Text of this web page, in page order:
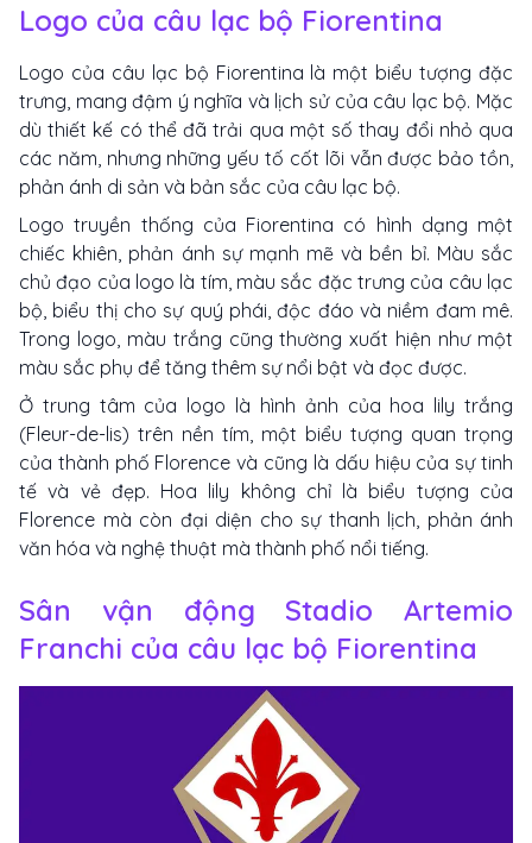
Logo của câu lạc bộ Fiorentina
Logo của câu lạc bộ Fiorentina là một biểu tượng đặc
trưng, mang đậm ý nghĩa và lịch sử của câu lạc bộ. Mặc
dù thiết kế có thể đã trải qua một số thay đổi nhỏ qua
các năm, nhưng những yếu tố cốt lõi vẫn được bảo tồn,
phản ánh di sản và bản sắc của câu lạc bộ.
Logo truyền thống của Fiorentina có hình dạng một
chiếc khiên, phản ánh sự mạnh mẽ và bền bỉ. Màu sắc
chủ đạo của logo là tím, màu sắc đặc trưng của câu lạc
bộ, biểu thị cho sự quý phái, độc đáo và niềm đam mê.
Trong logo, màu trắng cũng thường xuất hiện như một
màu sắc phụ để tăng thêm sự nổi bật và đọc được.
Ở trung tâm của logo là hình ảnh của hoa lily trắng
(Fleur-de-lis) trên nền tím, một biểu tượng quan trọng
của thành phố Florence và cũng là dấu hiệu của sự tinh
tế và vẻ đẹp. Hoa lily không chỉ là biểu tượng của
Florence mà còn đại diện cho sự thanh lịch, phản ánh
văn hóa và nghệ thuật mà thành phố nổi tiếng.
Sân vận động Stadio Artemio
Franchi của câu lạc bộ Fiorentina